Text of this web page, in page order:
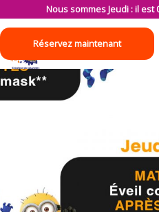
Nous sommes Jeudi : il est
Réservez maintenant